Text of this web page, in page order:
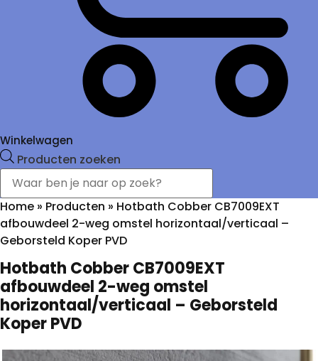
Winkelwagen
Producten zoeken
Home » Producten » Hotbath Cobber CB7009EXT
afbouwdeel 2-weg omstel horizontaal/verticaal –
Geborsteld Koper PVD
Hotbath Cobber CB7009EXT
afbouwdeel 2-weg omstel
horizontaal/verticaal – Geborsteld
Koper PVD